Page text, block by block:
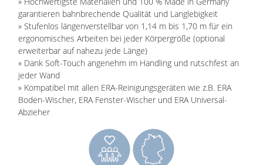
garantieren bahnbrechende Qualität und Langlebigkeit
» Stufenlos längenverstellbar von 1,14 m bis 1,70 m für ein
ergonomisches Arbeiten bei jeder Körpergröße (optional
erweiterbar auf nahezu jede Länge)
» Dank Soft-Touch angenehm im Handling und rutschfest an
jeder Wand
» Kompatibel mit allen ERA-Reinigungsgeräten wie z.B. ERA
Boden-Wischer, ERA Fenster-Wischer und ERA Universal-
Abzieher